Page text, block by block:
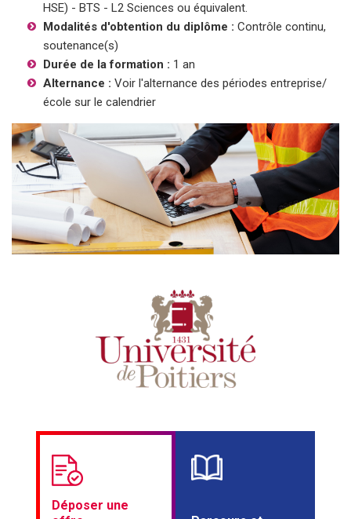
HSE) - BTS - L2 Sciences ou équivalent.
Modalités d'obtention du diplôme : Contrôle continu,
soutenance(s)
Durée de la formation : 1 an
Alternance : Voir l'alternance des périodes entreprise/
école sur le calendrier
Déposer une